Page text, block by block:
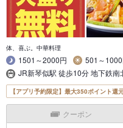
体、喜ぶ。中華料理
1501～2000円
501～
JR新琴似駅 徒歩10分 地下鉄
【アプリ予約限定】最大350ポイント還
クーポン